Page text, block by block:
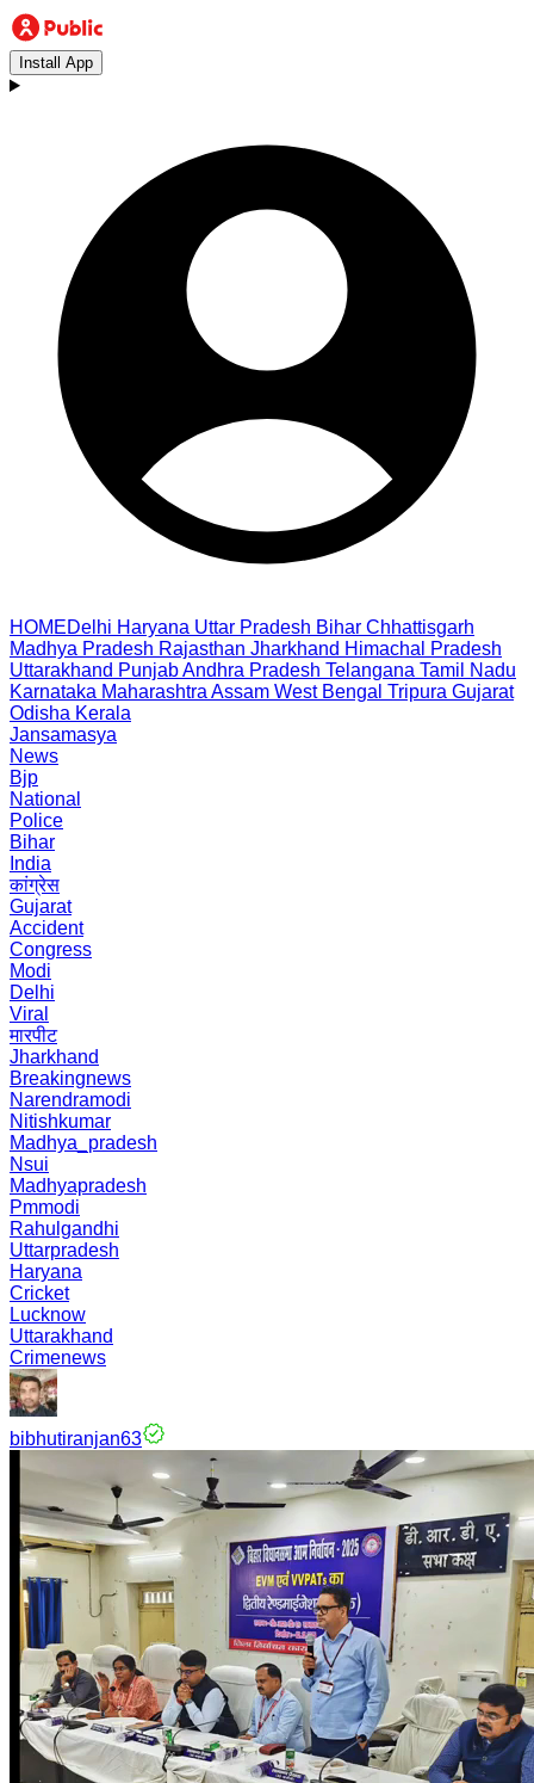
Install App
HOMEDelhi Haryana Uttar Pradesh Bihar Chhattisgarh
Madhya Pradesh Rajasthan Jharkhand Himachal Pradesh
Uttarakhand PunjabAndhra Pradesh Telangana Tamil Nadu
Karnataka Maharashtra Assam West Bengal Tripura Gujarat
Odisha Kerala
Jansamasya
News
Bjp
National
Police
Bihar
India
कांग्रेस
Gujarat
Accident
Congress
Modi
Delhi
Viral
मारपीट
Jharkhand
Breakingnews
Narendramodi
Nitishkumar
Madhya_pradesh
Nsui
Madhyapradesh
Pmmodi
Rahulgandhi
Uttarpradesh
Haryana
Cricket
Lucknow
Uttarakhand
Crimenews
bibhutiranjan63